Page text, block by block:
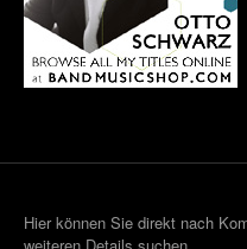
Hier können Sie direkt nach